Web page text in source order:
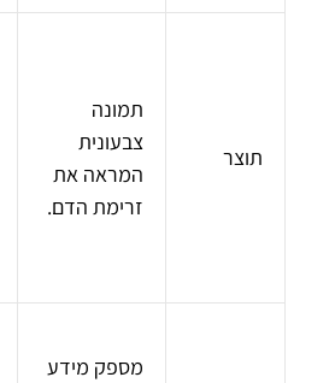
תוצר
תמונה
צבעונית
המראה את
זרימת הדם.
מספק מידע